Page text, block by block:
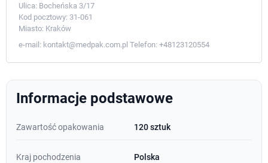
Ulica: Bocheńska 3/17
Kod pocztowy: 31-061
Miasto: Kraków
e-mail: kontakt@medpak.com.pl Telefon: +48123120554
Informacje podstawowe
Zawartość opakowania 120 sztuk
Kraj pochodzenia Polska